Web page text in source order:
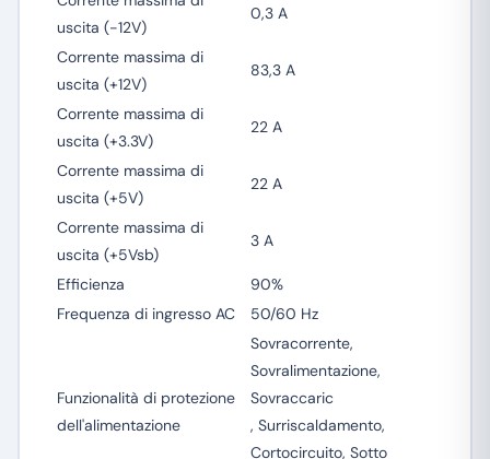
uscita (-12V)
0,3 A
Corrente massima di
uscita (+12V)
83,3 A
Corrente massima di
uscita (+3.3V)
22 A
Corrente massima di
uscita (+5V)
22 A
Corrente massima di
uscita (+5Vsb)
3 A
Efficienza
90%
Frequenza di ingresso AC
50/60 Hz
Funzionalità di protezione
dell'alimentazione
Sovracorrente,
Sovralimentazione,
Sovraccaric
, Surriscaldamento,
Cortocircuito, Sotto